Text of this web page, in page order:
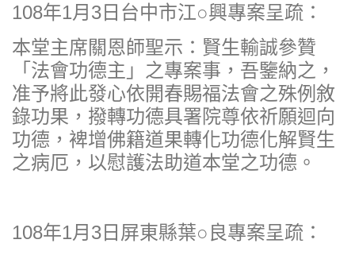
108年1月3日台中市江○興專案呈疏：
本堂主席關恩師聖示：賢生輸誠參贊
「法會功德主」之專案事，吾鑒納之，
准予將此發心依開春賜福法會之殊例敘
錄功果，撥轉功德具署院尊依祈願迴向
功德，裨增佛籍道果轉化功德化解賢生
之病厄，以慰護法助道本堂之功德。
108年1月3日屏東縣葉○良專案呈疏：